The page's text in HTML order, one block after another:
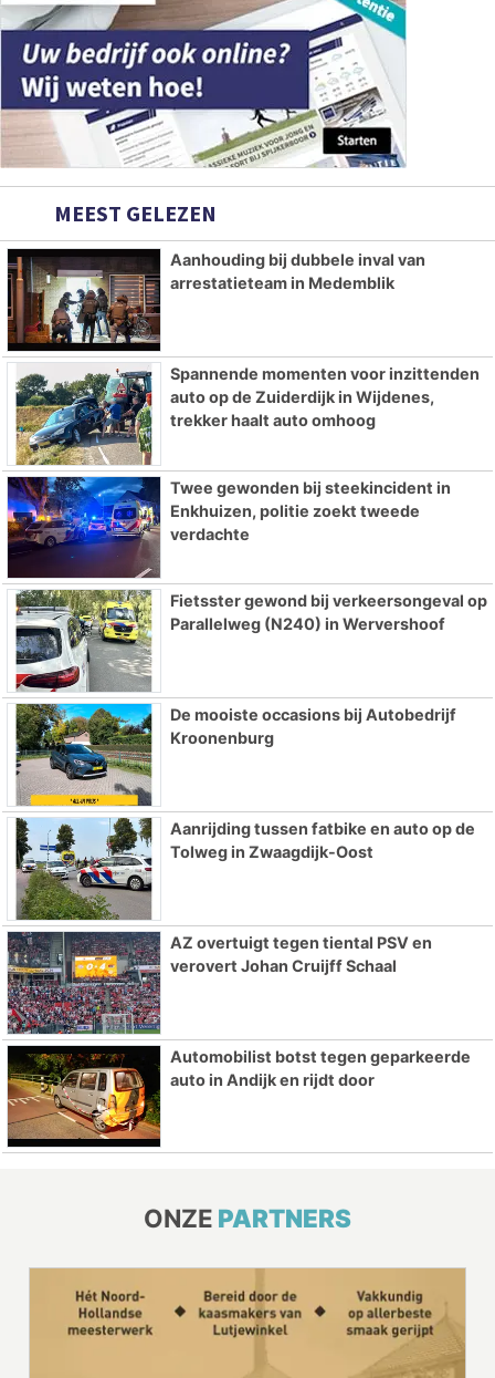
MEEST GELEZEN
Aanhouding bij dubbele inval van
arrestatieteam in Medemblik
Spannende momenten voor inzittenden
auto op de Zuiderdijk in Wijdenes,
trekker haalt auto omhoog
Twee gewonden bij steekincident in
Enkhuizen, politie zoekt tweede
verdachte
Fietsster gewond bij verkeersongeval op
Parallelweg (N240) in Wervershoof
De mooiste occasions bij Autobedrijf
Kroonenburg
Aanrijding tussen fatbike en auto op de
Tolweg in Zwaagdijk-Oost
AZ overtuigt tegen tiental PSV en
verovert Johan Cruijff Schaal
Automobilist botst tegen geparkeerde
auto in Andijk en rijdt door
ONZE PARTNERS